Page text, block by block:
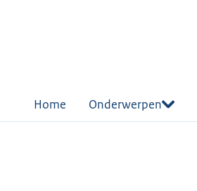
Home Onderwerpen